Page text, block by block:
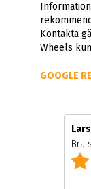
Kontakta
Wheels
GOOGLE
Bra